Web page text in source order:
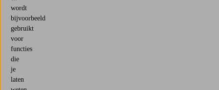
wordt
bijvoorbeeld
gebruikt
voor
functies
die
je
laten